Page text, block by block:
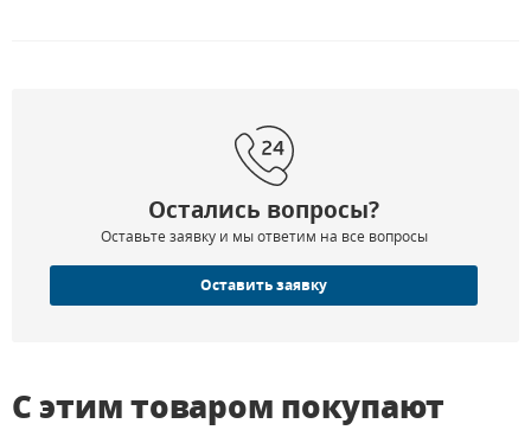
Остались вопросы?
Оставьте заявку и мы ответим на все вопросы
Оставить заявку
С этим товаром покупают